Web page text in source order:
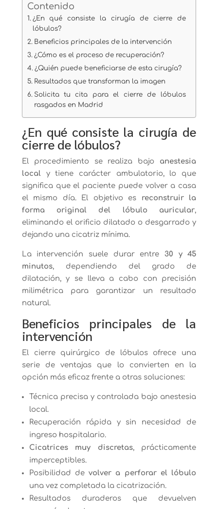
Contenido
¿En qué consiste la cirugía de cierre de
lóbulos?
Beneficios principales de la intervención
¿Cómo es el proceso de recuperación?
¿Quién puede beneficiarse de esta cirugía?
Resultados que transforman la imagen
Solicita tu cita para el cierre de lóbulos
rasgados en Madrid
¿En qué consiste la cirugía de
cierre de lóbulos?
El procedimiento se realiza bajo anestesia
localy tiene carácter ambulatorio, lo que
significa que el paciente puede volver a casa
el mismo día. El objetivo es reconstruir la
forma original del lóbulo auricular,
eliminando el orificio dilatado o desgarrado y
dejando una cicatriz mínima.
La intervención suele durar entre 30 y 45
minutos, dependiendo del grado de
dilatación, y se lleva a cabo con precisión
milimétrica para garantizar un resultado
natural.
Beneficios principales de la
intervención
El cierre quirúrgico de lóbulos ofrece una
serie de ventajas que lo convierten en la
opción más eficaz frente a otras soluciones:
Técnica precisa y controlada bajo anestesia
local.
Recuperación rápida y sin necesidad de
ingreso hospitalario.
Cicatrices muy discretas, prácticamente
imperceptibles.
Posibilidad devolver a perforar el lóbulo
una vez completada la cicatrización.
Resultados duraderos que devuelven